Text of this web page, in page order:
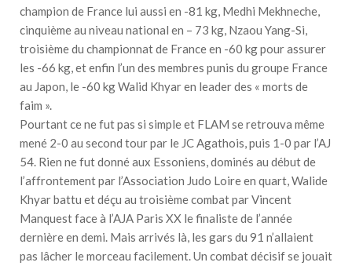
champion de France lui aussi en -81 kg, Medhi Mekhneche,
cinquième au niveau national en – 73 kg, Nzaou Yang-Si,
troisième du championnat de France en -60 kg pour assurer
les -66 kg, et enfin l’un des membres punis du groupe France
au Japon, le -60 kg Walid Khyar en leader des « morts de
faim ».
Pourtant ce ne fut pas si simple et FLAM se retrouva même
mené 2-0 au second tour par le JC Agathois, puis 1-0 par l’AJ
54. Rien ne fut donné aux Essoniens, dominés au début de
l’affrontement par l’Association Judo Loire en quart, Walide
Khyar battu et déçu au troisième combat par Vincent
Manquest face à l’AJA Paris XX le finaliste de l’année
dernière en demi. Mais arrivés là, les gars du 91 n’allaient
pas lâcher le morceau facilement. Un combat décisif se jouait